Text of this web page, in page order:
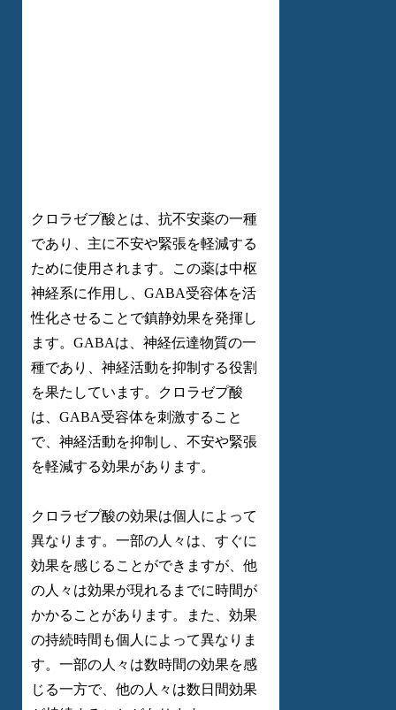
クロラゼプ酸とは、抗不安薬の一種
であり、主に不安や緊張を軽減する
ために使用されます。この薬は中枢
神経系に作用し、GABA受容体を活
性化させることで鎮静効果を発揮し
ます。GABAは、神経伝達物質の一
種であり、神経活動を抑制する役割
を果たしています。クロラゼプ酸
は、GABA受容体を刺激すること
で、神経活動を抑制し、不安や緊張
を軽減する効果があります。
クロラゼプ酸の効果は個人によって
異なります。一部の人々は、すぐに
効果を感じることができますが、他
の人々は効果が現れるまでに時間が
かかることがあります。また、効果
の持続時間も個人によって異なりま
す。一部の人々は数時間の効果を感
じる一方で、他の人々は数日間効果